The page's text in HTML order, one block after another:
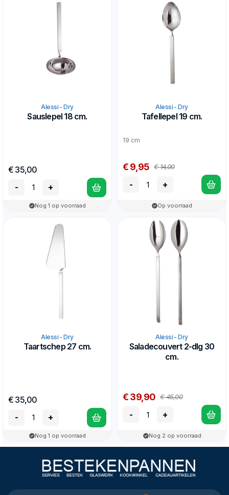
Alessi - Dry
Sauslepel 18 cm.
€ 35,00
-
+
Nog 1 op voorraad
Alessi - Dry
Tafellepel 19 cm.
19 cm
€ 9,95 € 14,00
- +
Op voorraad
Alessi - Dry
Taartschep 27 cm.
€ 35,00
-
+
Nog 1 op voorraad
Alessi - Dry
Saladecouvert 2-dlg 30
cm.
€ 39,90 € 45,00
- +
Nog 2 op voorraad